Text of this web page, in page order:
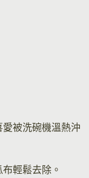
被洗碗機溫熱沖
輕鬆去除。